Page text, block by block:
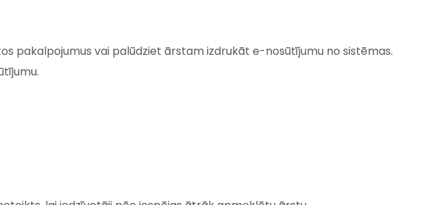
pakalpojumus vai palūdziet ārstam izdrukāt e-nosūtījumu no sistēmas.